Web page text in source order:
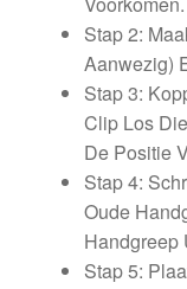
Stap 2:
Aanwezig)
Stap 3:
Clip Los
De Positie
Stap 4:
Oude
Handgreep
Stap 5: